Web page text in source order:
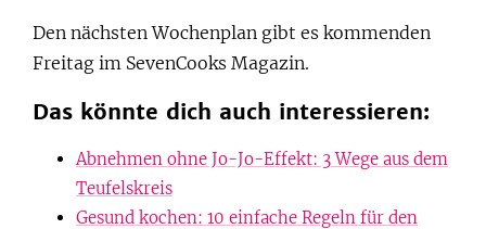
Den nächsten Wochenplan gibt es kommenden
Freitag im SevenCooks Magazin.
Das könnte dich auch interessieren:
Abnehmen ohne Jo-Jo-Effekt: 3 Wege aus dem
Teufelskreis
Gesund kochen: 10 einfache Regeln für den